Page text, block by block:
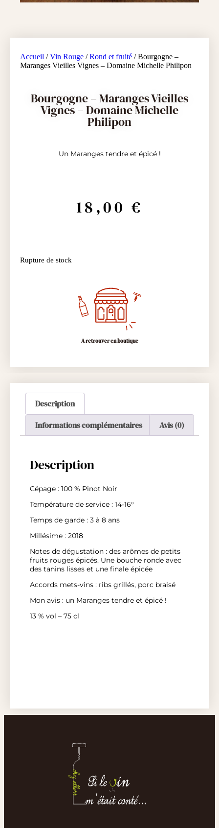
Accueil /Vin Rouge/Rond et fruité/ Bourgogne –
Maranges Vieilles Vignes – Domaine Michelle Philipon
Bourgogne – Maranges Vieilles
Vignes – Domaine Michelle
Philipon
Un Maranges tendre et épicé !
18,00 €
Rupture de stock
A retrouver en boutique
Description
Informations complémentaires
Avis (0)
Description
Cépage : 100 % Pinot Noir
Température de service : 14-16°
Temps de garde : 3 à 8 ans
Millésime : 2018
Notes de dégustation : des arômes de petits
fruits rouges épicés. Une bouche ronde avec
des tanins lisses et une finale épicée
Accords mets-vins : ribs grillés, porc braisé
Mon avis : un Maranges tendre et épicé !
13 % vol – 75 cl